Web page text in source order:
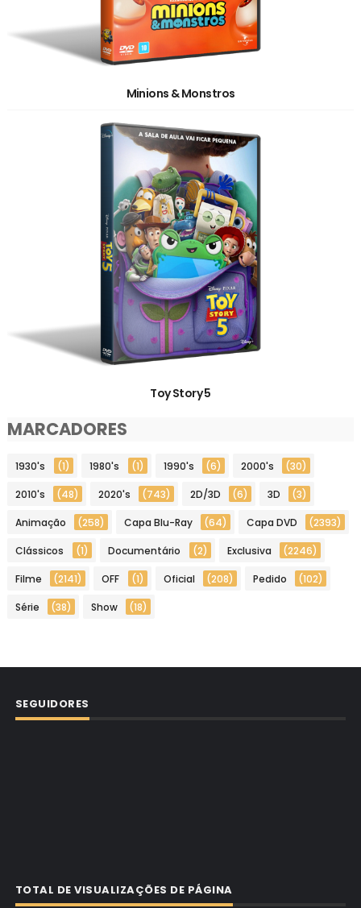
Minions & Monstros
Toy Story 5
MARCADORES
1930's (1) 1980's (1) 1990's (6) 2000's (30)
2010's (48) 2020's (743) 2D/3D (6) 3D (3)
Animação (258) Capa Blu-Ray (64) Capa DVD (2393)
Clássicos (1) Documentário (2) Exclusiva (2246)
Filme (2141) OFF (1) Oficial (208) Pedido (102)
Série (38) Show (18)
SEGUIDORES
TOTAL DE VISUALIZAÇÕES DE PÁGINA